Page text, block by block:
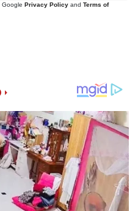
Thị trường
Giá vàng
Tiêu dùng
Tỷ giá
Chứng khoán
Giá cà phê
Google Privacy Policy and Terms of